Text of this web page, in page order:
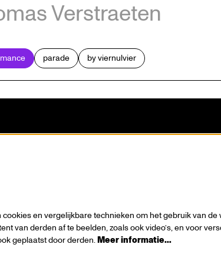
Verstraeten
parade by viernulvier
Sponsors
cookies
Route
Technische info
Vrijwilligerswerking
en vergelijkbare technieken om het gebruik van
van derden af te beelden, zoals ook video’s, en voor
geplaatst door derden.Meer informatie…